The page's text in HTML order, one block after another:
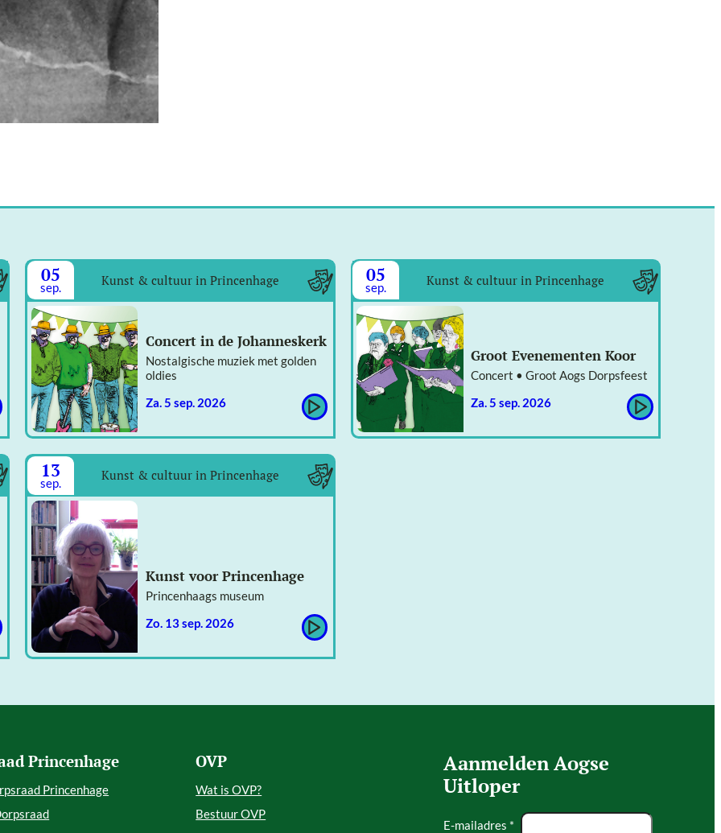
05
sep. Kunst & cultuur in Princenhage
Concert in de Johanneskerk
Nostalgische muziek met golden
oldies
za. 5 sep. 2026
05
sep. Kunst & cultuur in Princenhage
Groot Evenementen Koor
Concert • Groot Aogs Dorpsfeest
za. 5 sep. 2026
13
sep. Kunst & cultuur in Princenhage
Kunst voor Princenhage
Princenhaags museum
zo. 13 sep. 2026
Princenhage
Princenhage
OVP
Wat is OVP?
Bestuur OVP
Aanmelden Aogse
Uitloper
E-mailadres *